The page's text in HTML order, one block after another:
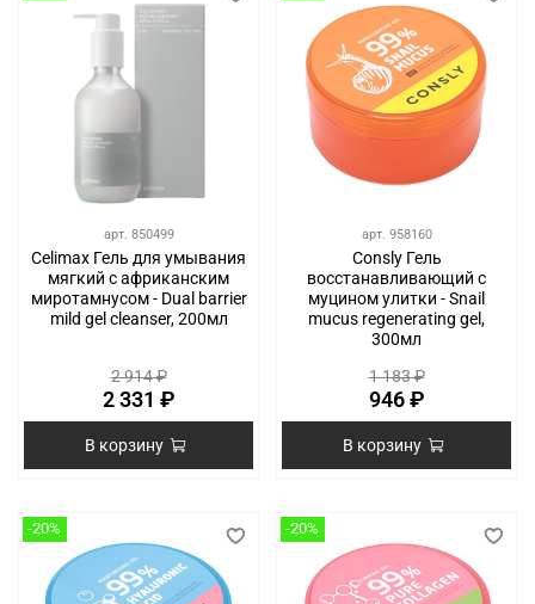
арт. 850499
Celimax Гель для умывания
мягкий с африканским
миротамнусом - Dual barrier
mild gel cleanser, 200мл
2 914 ₽
2 331 ₽
В корзину
арт. 958160
Consly Гель
восстанавливающий с
муцином улитки - Snail
mucus regenerating gel,
300мл
1 183 ₽
946 ₽
В корзину
-20% -20%